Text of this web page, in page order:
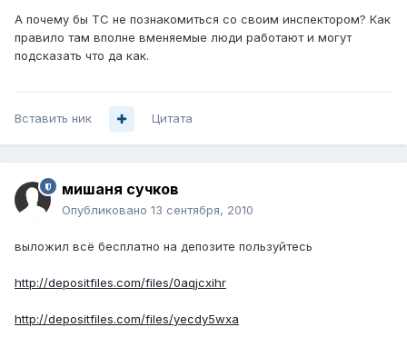
А почему бы ТС не познакомиться со своим инспектором? Как
правило там вполне вменяемые люди работают и могут
подсказать что да как.
Вставить ник Цитата
мишаня сучков
Опубликовано 13 сентября, 2010
выложил всё бесплатно на депозите пользуйтесь
http://depositfiles.com/files/0aqjcxihr
http://depositfiles.com/files/yecdy5wxa